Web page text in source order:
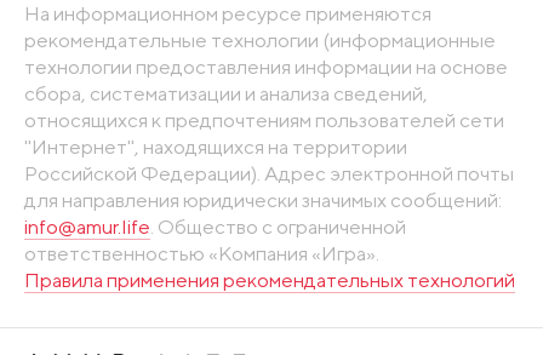
На информационном ресурсе применяются
рекомендательные технологии (информационные
технологии предоставления информации на основе
сбора, систематизации и анализа сведений,
относящихся к предпочтениям пользователей сети
"Интернет", находящихся на территории
Российской Федерации). Адрес электронной почты
для направления юридически значимых сообщений:
info@amur.life. Общество с ограниченной
ответственностью «Компания «Игра».
Правила применения рекомендательных технологий